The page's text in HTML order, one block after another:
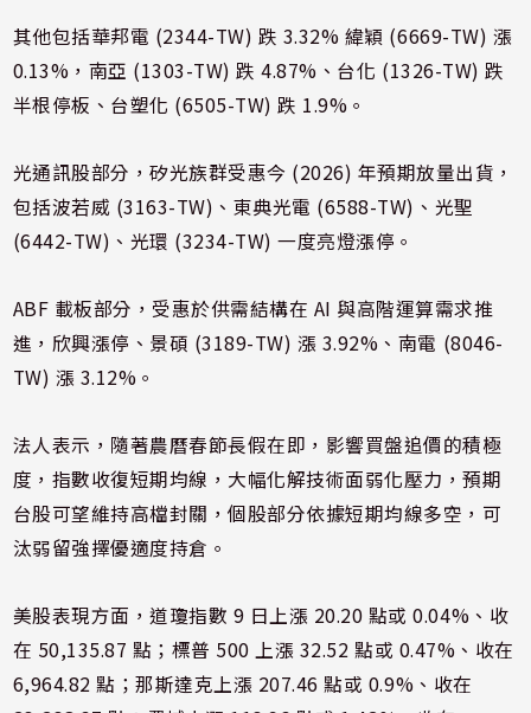
其他包括華邦電 (2344-TW) 跌 3.32% 緯穎 (6669-TW) 漲
0.13%，南亞 (1303-TW) 跌 4.87%、台化 (1326-TW) 跌
半根停板、台塑化 (6505-TW) 跌 1.9%。
光通訊股部分，矽光族群受惠今 (2026) 年預期放量出貨，
包括波若威 (3163-TW)、東典光電 (6588-TW)、光聖
(6442-TW)、光環 (3234-TW) 一度亮燈漲停。
ABF 載板部分，受惠於供需結構在 AI 與高階運算需求推
進，欣興漲停、景碩 (3189-TW) 漲 3.92%、南電 (8046-
TW) 漲 3.12%。
法人表示，隨著農曆春節長假在即，影響買盤追價的積極
度，指數收復短期均線，大幅化解技術面弱化壓力，預期
台股可望維持高檔封關，個股部分依據短期均線多空，可
汰弱留強擇優適度持倉。
美股表現方面，道瓊指數 9 日上漲 20.20 點或 0.04%、收
在 50,135.87 點；標普 500 上漲 32.52 點或 0.47%、收在
6,964.82 點；那斯達克上漲 207.46 點或 0.9%、收在